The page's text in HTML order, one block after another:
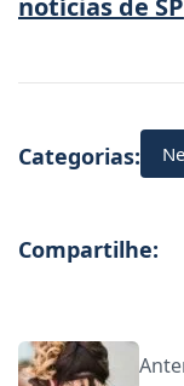
Categorias:
Compartilhe: